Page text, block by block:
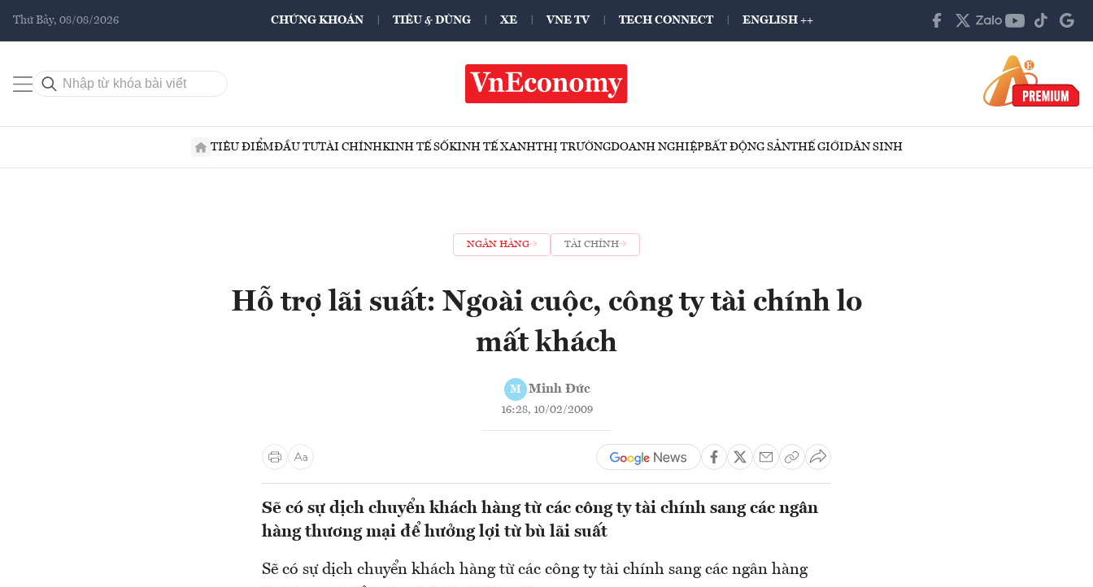
Thứ Bảy, 08/08/2026 CHỨNG KHOÁN TIÊU & DÙNG XE VNE TV TECH CONNECT ENGLISH ++
TIÊU ĐIỂMĐẦU TƯTÀI CHÍNHKINH TẾ SỐKINH TẾ XANHTHỊ TRƯỜNGDOANH NGHIỆPBẤT ĐỘNG SẢNTHẾ GIỚIDÂN SINH
NGÂN HÀNG TÀI CHÍNH
Hỗ trợ lãi suất: Ngoài cuộc, công ty tài chính lo
mất khách
M Minh Đức
16:28, 10/02/2009
Sẽ có sự dịch chuyển khách hàng từ các công ty tài chính sang các ngân
hàng thương mại để hưởng lợi từ bù lãi suất
Sẽ có sự dịch chuyển khách hàng từ các công ty tài chính sang các ngân hàng